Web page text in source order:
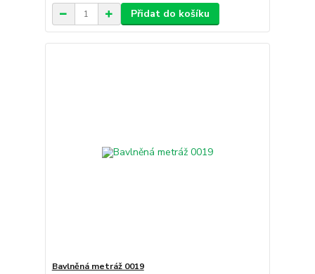
Přidat do košíku
Bavlněná metráž 0019